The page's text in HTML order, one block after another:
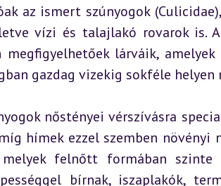
az ismert szúnyogok
vízi és talajlakó rovarok is.
megfigyelhetőek lárváik,
gazdag vizekig sokféle
nőstényei vérszívásra
hímek ezzel szemben növényi
felnőtt formában
bírnak, iszaplakók,